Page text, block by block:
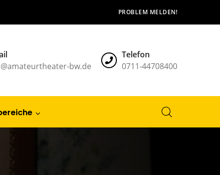
PROBLEM MELDEN!
bw.de
Telefon
0711-44708400